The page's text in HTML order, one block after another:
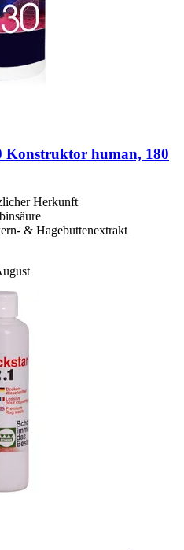
Konstruktor human, 180
Herkunft
& Hagebuttenextrakt